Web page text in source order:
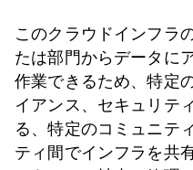
このクラウドインフラ
たは部門からデータに
作業できるため、特定
イアンス、セキュリテ
る、特定のコミュニテ
ティ間でインフラを共